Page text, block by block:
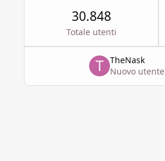
30.848
Totale utenti
TheNask
Nuovo utente